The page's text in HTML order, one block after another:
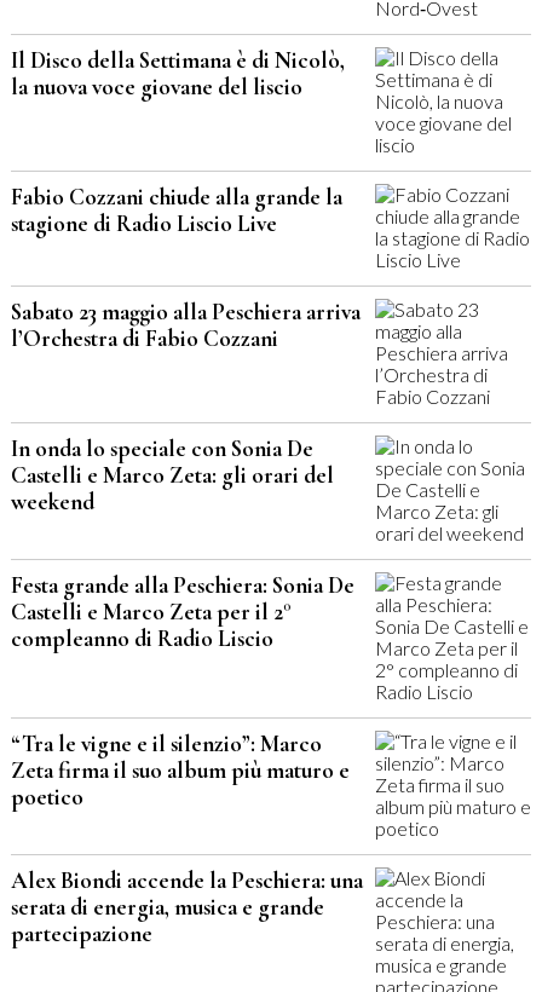
Il Disco della Settimana è di Nicolò,
la nuova voce giovane del liscio
Fabio Cozzani chiude alla grande la
stagione di Radio Liscio Live
Sabato 23 maggio alla Peschiera arriva
l’Orchestra di Fabio Cozzani
In onda lo speciale con Sonia De
Castelli e Marco Zeta: gli orari del
weekend
Festa grande alla Peschiera: Sonia De
Castelli e Marco Zeta per il 2°
compleanno di Radio Liscio
“Tra le vigne e il silenzio”: Marco
Zeta firma il suo album più maturo e
poetico
Alex Biondi accende la Peschiera: una
serata di energia, musica e grande
partecipazione